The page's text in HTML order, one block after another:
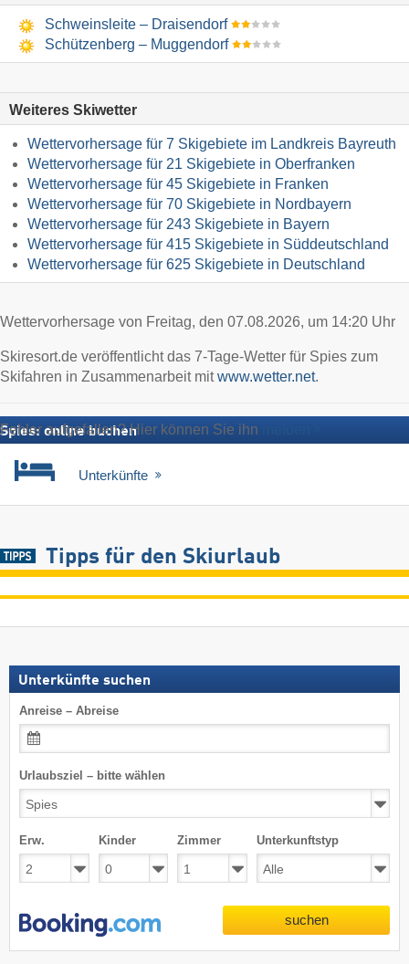
Schweinsleite – Draisendorf
Schützenberg – Muggendorf
Weiteres Skiwetter
Wettervorhersage für 7 Skigebiete im Landkreis Bayreuth
Wettervorhersage für 21 Skigebiete in Oberfranken
Wettervorhersage für 45 Skigebiete in Franken
Wettervorhersage für 70 Skigebiete in Nordbayern
Wettervorhersage für 243 Skigebiete in Bayern
Wettervorhersage für 415 Skigebiete in Süddeutschland
Wettervorhersage für 625 Skigebiete in Deutschland
Wettervorhersage von Freitag, den 07.08.2026, um 14:20 Uhr
Skiresort.de veröffentlicht das 7-Tage-Wetter für Spies zum
Skifahren in Zusammenarbeit mitwww.wetter.net.
Fehler aufgefallen? Hier können Sie ihn
Spies: online buchen
Unterkünfte
Tipps für den Skiurlaub
Unterkünfte suchen
Anreise – Abreise
Urlaubsziel – bitte wählen
Erw. Kinder Zimmer Unterkunftstyp
suchen